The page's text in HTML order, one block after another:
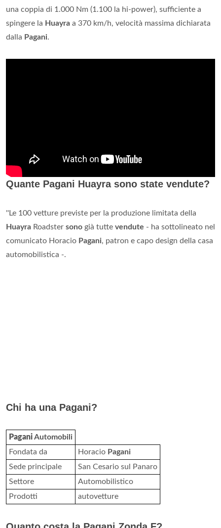
una coppia di 1.000 Nm (1.100 la hi-power), sufficiente a
spingere la Huayra a 370 km/h, velocità massima dichiarata
dalla Pagani.
Quante Pagani Huayra sono state vendute?
''Le 100 vetture previste per la produzione limitata della
Huayra Roadster sono già tutte vendute - ha sottolineato nel
comunicato Horacio Pagani, patron e capo design della casa
automobilistica -.
Chi ha una Pagani?
PaganiAutomobili
Fondata da
Horacio Pagani
Sede principale
San Cesario sul Panaro
Settore
Automobilistico
Prodotti
autovetture